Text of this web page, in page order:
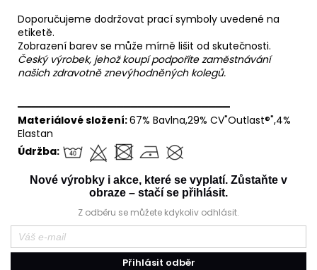
Doporučujeme dodržovat prací symboly uvedené na
etiketě.
Zobrazení barev se může mírně lišit od skutečnosti.
Český výrobek, jehož koupí podpoříte zaměstnávání
našich zdravotně znevýhodněných kolegů.
══════════════════════════════
Materiálové složení:67% Bavlna,29% CV"Outlast®",4%
Elastan
Údržba:
Nové výrobky i akce, které se vyplatí. Zůstaňte v
obraze – stačí se přihlásit.
Z odběru se můžete kdykoliv odhlásit.
Přihlásit odběr